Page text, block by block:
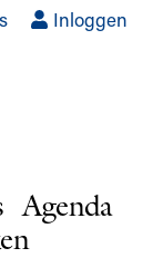
Inloggen
Agenda